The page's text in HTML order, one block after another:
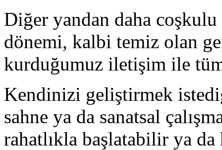
Diğer yandan daha coşkulu
dönemi, kalbi temiz olan
kurduğumuz iletişim ile tüm
Kendinizi geliştirmek
sahne ya da sanatsal
rahatlıkla başlatabilir ya